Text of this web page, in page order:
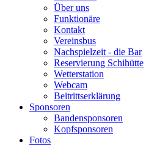
Über uns
Funktionäre
Kontakt
Vereinsbus
Nachspielzeit - die Bar
Reservierung Schihütte
Wetterstation
Webcam
Beitrittserklärung
Sponsoren
Bandensponsoren
Kopfsponsoren
Fotos